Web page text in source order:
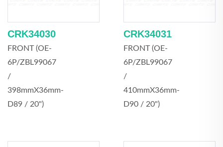
CRK34030
FRONT (OE-
6P/ZBL99067
/
398mmX36mm-
D89 / 20")
CRK34031
FRONT (OE-
6P/ZBL99067
/
410mmX36mm-
D90 / 20")